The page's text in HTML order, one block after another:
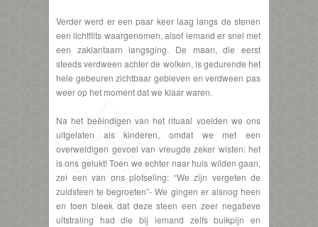
Verder werd er een paar keer laag langs de stenen
een lichtflits waargenomen, alsof iemand er snel met
een zaklantaarn langsging. De maan, die eerst
steeds verdween achter de wolken, is gedurende het
hele gebeuren zichtbaar gebleven en verdween pas
weer op het moment dat we klaar waren.
Na het beëindigen van het rituaal voelden we ons
uitgelaten als kinderen, omdat we met een
overweldigen gevoel van vreugde zeker wisten: het
is ons gelukt! Toen we echter naar huis wilden gaan,
zei een van ons plotseling: “We zijn vergeten de
zuidsteen te begroeten”- We gingen er alsnog heen
en toen bleek dat deze steen een zeer negatieve
uitstraling had die bij iemand zelfs buikpijn en